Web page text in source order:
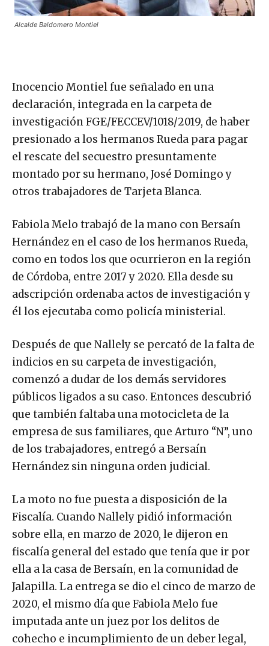
Alcalde Baldomero Montiel
Inocencio Montiel fue señalado en una
declaración, integrada en la carpeta de
investigación FGE/FECCEV/1018/2019, de haber
presionado a los hermanos Rueda para pagar
el rescate del secuestro presuntamente
montado por su hermano, José Domingo y
otros trabajadores de Tarjeta Blanca.
Fabiola Melo trabajó de la mano con Bersaín
Hernández en el caso de los hermanos Rueda,
como en todos los que ocurrieron en la región
de Córdoba, entre 2017 y 2020. Ella desde su
adscripción ordenaba actos de investigación y
él los ejecutaba como policía ministerial.
Después de que Nallely se percató de la falta de
indicios en su carpeta de investigación,
comenzó a dudar de los demás servidores
públicos ligados a su caso. Entonces descubrió
que también faltaba una motocicleta de la
empresa de sus familiares, que Arturo “N”, uno
de los trabajadores, entregó a Bersaín
Hernández sin ninguna orden judicial.
La moto no fue puesta a disposición de la
Fiscalía. Cuando Nallely pidió información
sobre ella, en marzo de 2020, le dijeron en
fiscalía general del estado que tenía que ir por
ella a la casa de Bersaín, en la comunidad de
Jalapilla. La entrega se dio el cinco de marzo de
2020, el mismo día que Fabiola Melo fue
imputada ante un juez por los delitos de
cohecho e incumplimiento de un deber legal,